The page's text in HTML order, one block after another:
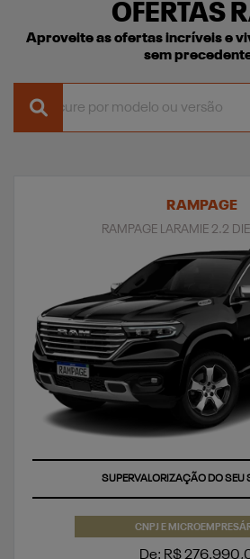
OFERTAS
Aproveite as ofertas incríveis e
sem
RAMPAGE
RAMPAGE LARAMIE 2.2
SUPERVALORIZAÇÃO DO SEU
CNPJ E
De: R$